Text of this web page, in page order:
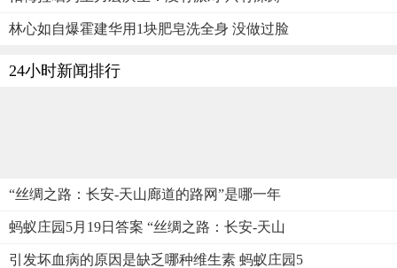
林心如自爆霍建华用1块肥皂洗全身 没做过脸
24小时新闻排行
“丝绸之路：长安-天山廊道的路网”是哪一年
蚂蚁庄园5月19日答案 “丝绸之路：长安-天山
引发坏血病的原因是缺乏哪种维生素 蚂蚁庄园5